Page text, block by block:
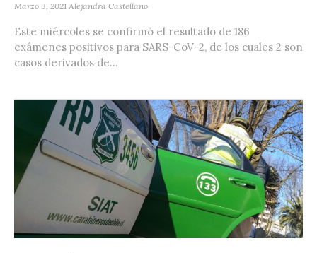
Marzo 3, 2021 Alejandra Castellano
Este miércoles se confirmó el resultado de 186
exámenes positivos para SARS-CoV-2, de los cuales 2 son
casos derivados de...